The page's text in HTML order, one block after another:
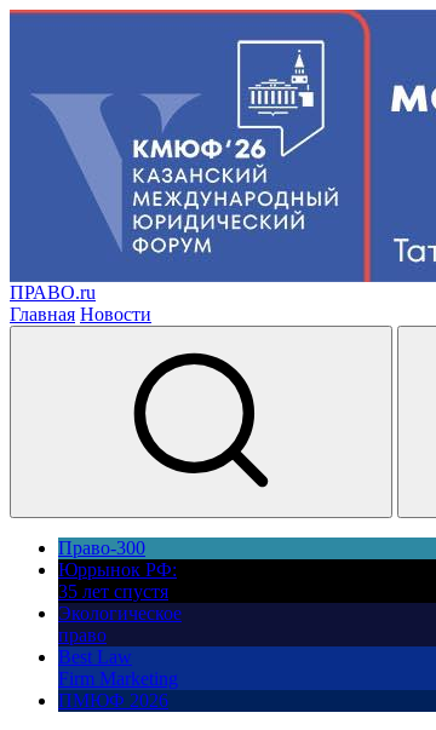
ПРАВО.ru
Главная Новости
Право-300
Юррынок РФ:
35 лет спустя
Экологическое
право
Best Law
Firm Marketing
ПМЮФ 2026